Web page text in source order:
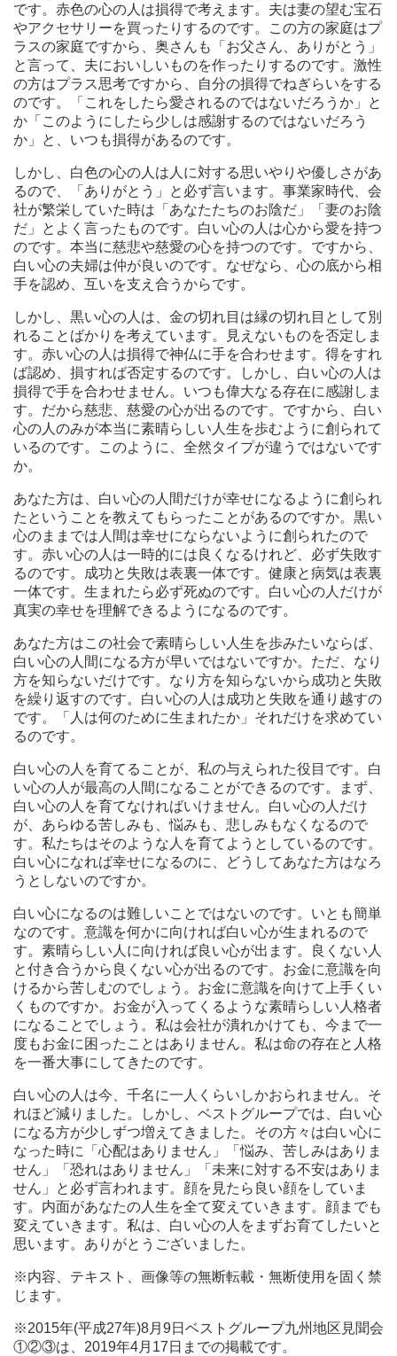
です。赤色の心の人は損得で考えます。夫は妻の望む宝石
やアクセサリーを買ったりするのです。この方の家庭はプ
ラスの家庭ですから、奥さんも「お父さん、ありがとう」
と言って、夫においしいものを作ったりするのです。激性
の方はプラス思考ですから、自分の損得でねぎらいをする
のです。「これをしたら愛されるのではないだろうか」と
か「このようにしたら少しは感謝するのではないだろう
か」と、いつも損得があるのです。
しかし、白色の心の人は人に対する思いやりや優しさがあ
るので、「ありがとう」と必ず言います。事業家時代、会
社が繁栄していた時は「あなたたちのお陰だ」「妻のお陰
だ」とよく言ったものです。白い心の人は心から愛を持つ
のです。本当に慈悲や慈愛の心を持つのです。ですから、
白い心の夫婦は仲が良いのです。なぜなら、心の底から相
手を認め、互いを支え合うからです。
しかし、黒い心の人は、金の切れ目は縁の切れ目として別
れることばかりを考えています。見えないものを否定しま
す。赤い心の人は損得で神仏に手を合わせます。得をすれ
ば認め、損すれば否定するのです。しかし、白い心の人は
損得で手を合わせません。いつも偉大なる存在に感謝しま
す。だから慈悲、慈愛の心が出るのです。ですから、白い
心の人のみが本当に素晴らしい人生を歩むように創られて
いるのです。このように、全然タイプが違うではないです
か。
あなた方は、白い心の人間だけが幸せになるように創られ
たということを教えてもらったことがあるのですか。黒い
心のままでは人間は幸せにならないように創られたので
す。赤い心の人は一時的には良くなるけれど、必ず失敗す
るのです。成功と失敗は表裏一体です。健康と病気は表裏
一体です。生まれたら必ず死ぬのです。白い心の人だけが
真実の幸せを理解できるようになるのです。
あなた方はこの社会で素晴らしい人生を歩みたいならば、
白い心の人間になる方が早いではないですか。ただ、なり
方を知らないだけです。なり方を知らないから成功と失敗
を繰り返すのです。白い心の人は成功と失敗を通り越すの
です。「人は何のために生まれたか」それだけを求めてい
るのです。
白い心の人を育てることが、私の与えられた役目です。白
い心の人が最高の人間になることができるのです。まず、
白い心の人を育てなければいけません。白い心の人だけ
が、あらゆる苦しみも、悩みも、悲しみもなくなるので
す。私たちはそのような人を育てようとしているのです。
白い心になれば幸せになるのに、どうしてあなた方はなろ
うとしないのですか。
白い心になるのは難しいことではないのです。いとも簡単
なのです。意識を何かに向ければ白い心が生まれるので
す。素晴らしい人に向ければ良い心が出ます。良くない人
と付き合うから良くない心が出るのです。お金に意識を向
けるから苦しむのでしょう。お金に意識を向けて上手くい
くものですか。お金が入ってくるような素晴らしい人格者
になることでしょう。私は会社が潰れかけても、今まで一
度もお金に困ったことはありません。私は命の存在と人格
を一番大事にしてきたのです。
白い心の人は今、千名に一人くらいしかおられません。そ
れほど減りました。しかし、ベストグループでは、白い心
になる方が少しずつ増えてきました。その方々は白い心に
なった時に「心配はありません」「悩み、苦しみはありま
せん」「恐れはありません」「未来に対する不安はありま
せん」と必ず言われます。顔を見たら良い顔をしていま
す。内面があなたの人生を全て変えていきます。顔までも
変えていきます。私は、白い心の人をまずお育てしたいと
思います。ありがとうございました。
※内容、テキスト、画像等の無断転載・無断使用を固く禁
じます。
※2015年(平成27年)8月9日ベストグループ九州地区見聞会
①②③は、2019年4月17日までの掲載です。